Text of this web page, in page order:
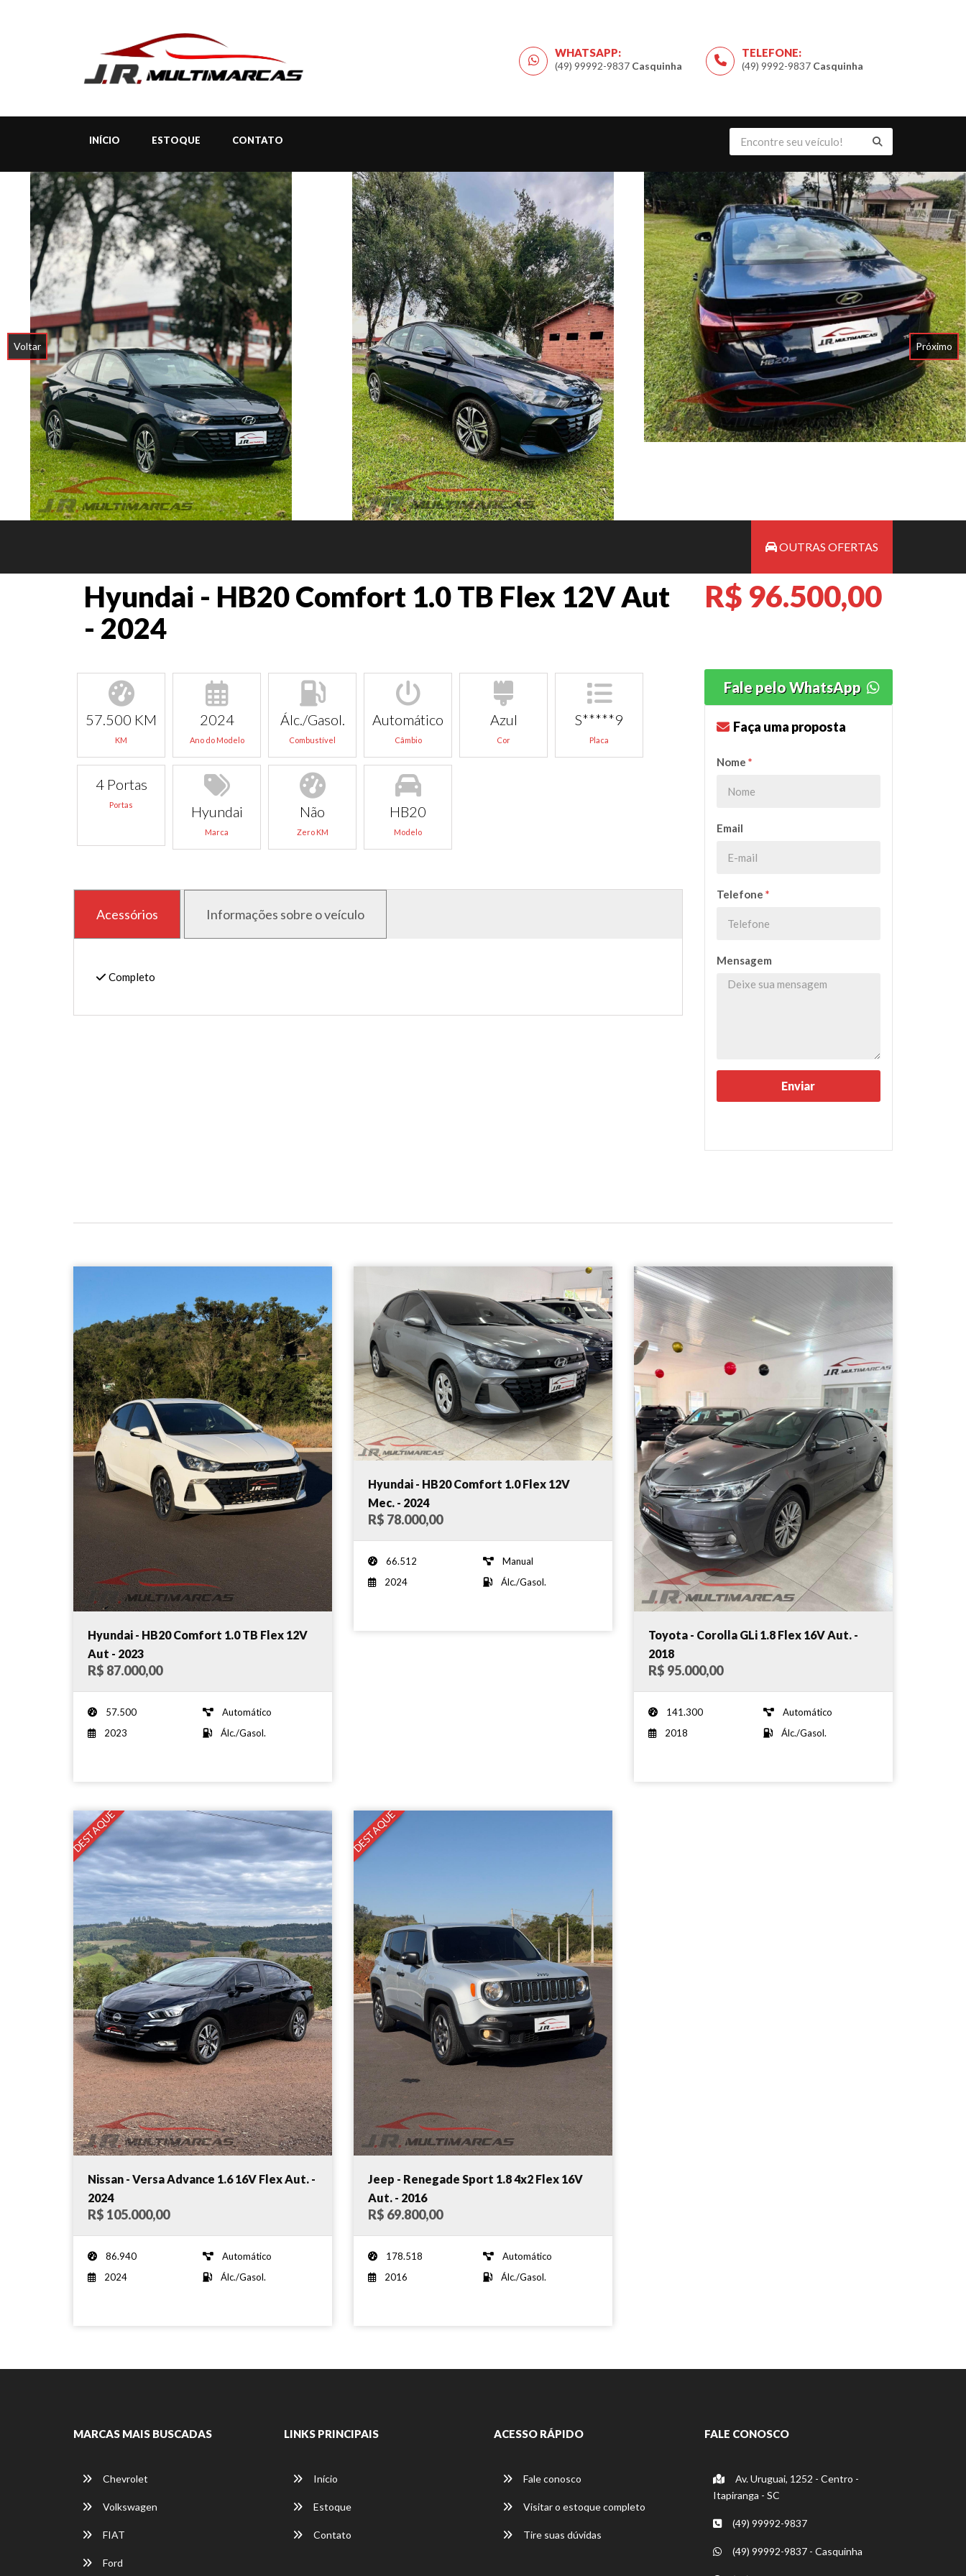
TELEFONE:
(49) 9992-9837 Casquinha
WHATSAPP:
(49) 99992-9837 Casquinha
INÍCIO ESTOQUE CONTATO
Voltar Próximo
OUTRAS OFERTAS
Hyundai - HB20 Comfort 1.0 TB Flex 12V Aut
- 2024
R$ 96.500,00
57.500 KM
KM
2024
Ano do Modelo
Álc./Gasol.
Combustível
Automático
Câmbio
Azul
Cor
S*****9
Placa
4 Portas
Portas Hyundai
Marca
Não
Zero KM
HB20
Modelo
Acessórios Informações sobre o veículo
Completo
Fale pelo WhatsApp
Faça uma proposta
Nome *
Email
Telefone *
Mensagem
Hyundai - HB20 Comfort 1.0 TB Flex 12V
Aut - 2023
R$ 87.000,00
57.500
Automático
2023
Álc./Gasol.
Hyundai - HB20 Comfort 1.0 Flex 12V
Mec. - 2024
R$ 78.000,00
66.512
Manual
2024
Álc./Gasol.
Toyota - Corolla GLi 1.8 Flex 16V Aut. -
2018
R$ 95.000,00
141.300
Automático
2018
Álc./Gasol.
DESTAQUE
Nissan - Versa Advance 1.6 16V Flex Aut. -
2024
R$ 105.000,00
86.940
Automático
2024
Álc./Gasol.
DESTAQUE
Jeep - Renegade Sport 1.8 4x2 Flex 16V
Aut. - 2016
R$ 69.800,00
178.518
Automático
2016
Álc./Gasol.
MARCAS MAIS BUSCADAS
Chevrolet
Volkswagen
FIAT
Ford
LINKS PRINCIPAIS
Início
Estoque
Contato
ACESSO RÁPIDO
Fale conosco
Visitar o estoque completo
Tire suas dúvidas
FALE CONOSCO
Av. Uruguai, 1252 - Centro -
Itapiranga - SC
(49) 99992-9837
(49) 99992-9837 - Casquinha